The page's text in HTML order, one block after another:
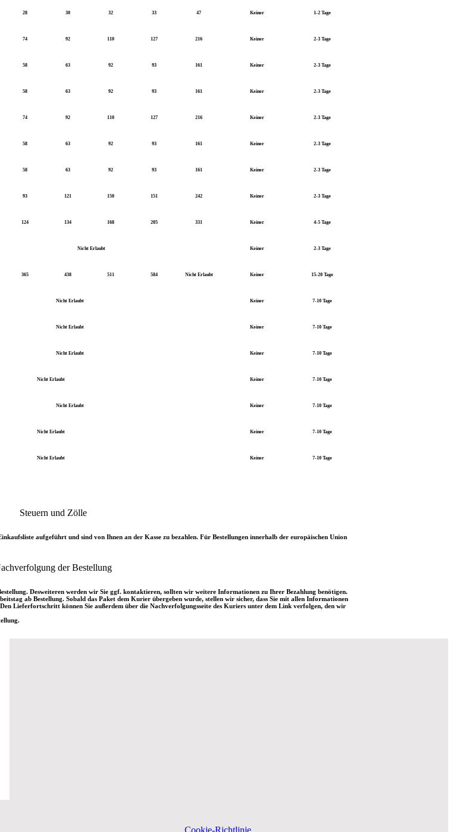
28 30 32 33 47 Keiner 1-2 Tage
74 92 110 127 216 Keiner 2-3 Tage
58 63 92 93 161 Keiner 2-3 Tage
58 63 92 93 161 Keiner 2-3 Tage
74 92 110 127 216 Keiner 2-3 Tage
58 63 92 93 161 Keiner 2-3 Tage
58 63 92 93 161 Keiner 2-3 Tage
93 121 150 151 242 Keiner 2-3 Tage
124 134 168 205 331 Keiner 4-5 Tage
Nicht Erlaubt Keiner 2-3 Tage
365 438 511 584 Nicht Erlaubt Keiner 15-20 Tage
Nicht Erlaubt Keiner 7-10 Tage
Nicht Erlaubt Keiner 7-10 Tage
Nicht Erlaubt Keiner 7-10 Tage
Nicht Erlaubt Keiner 7-10 Tage
Nicht Erlaubt Keiner 7-10 Tage
Nicht Erlaubt Keiner 7-10 Tage
Nicht Erlaubt Keiner 7-10 Tage
Steuern und Zölle
aufgeführt und sind von Ihnen an der Kasse zu bezahlen. Für Bestellungen innerhalb der europäischen Union
der Bestellung
Desweiteren werden wir Sie ggf. kontaktieren, sollten wir weitere Informationen zu Ihrer Bezahlung benötigen.
ab Bestellung. Sobald das Paket dem Kurier übergeben wurde, stellen wir sicher, dass Sie mit allen Informationen
Lieferfortschritt können Sie außerdem über die Nachverfolgungsseite des Kuriers unter dem Link verfolgen, den wir
Cookie-Richtlinie